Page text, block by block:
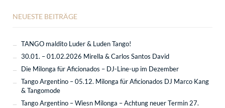
NEUESTE BEITRÄGE
TANGO maldito Luder & Luden Tango!
30.01. – 01.02.2026 Mirella & Carlos Santos David
Die Milonga für Aficionados – DJ-Line-up im Dezember
Tango Argentino – 05.12. Milonga für Aficionados DJ Marco Kang
& Tangomode
Tango Argentino – Wiesn Milonga – Achtung neuer Termin 27.